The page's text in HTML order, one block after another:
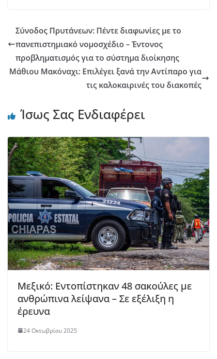
Σύνοδος Πρυτάνεων: Πέντε διαφωνίες με το
πανεπιστημιακό νομοσχέδιο – Έντονος
προβληματισμός για το σύστημα διοίκησης
Μάθιου Μακόναχι: Επιλέγει ξανά την Αντίπαρο για
τις καλοκαιρινές του διακοπές
Ίσως Σας Ενδιαφέρει
Μεξικό: Εντοπίστηκαν 48 σακούλες με
ανθρώπινα λείψανα – Σε εξέλιξη η
έρευνα
24 Οκτωβρίου 2025